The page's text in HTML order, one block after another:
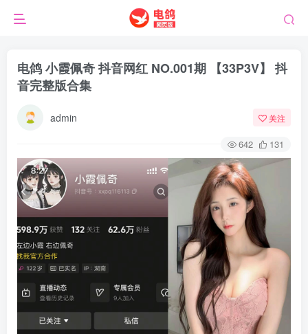
电鸽 小霞佩奇 抖音网红 NO.001期 【33P3V】 抖
音完整版合集
admin 关注
642 131